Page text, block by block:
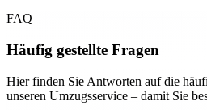
FAQ
Häufig gestellte Fragen
Hier finden Sie Antworten auf die
unseren Umzugsservice – damit Sie